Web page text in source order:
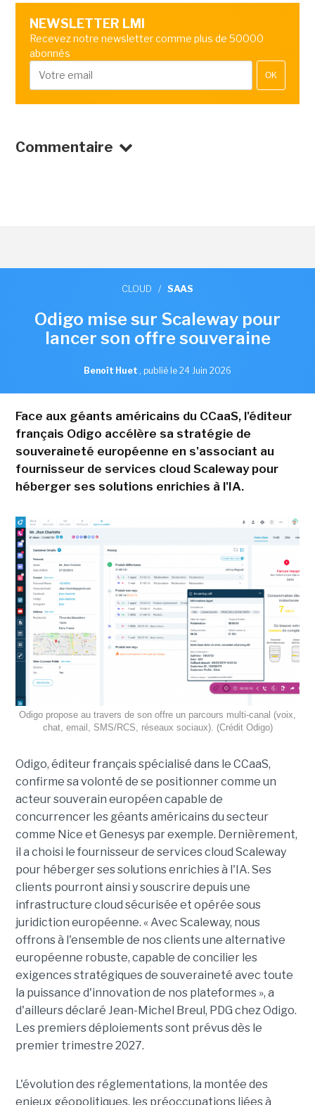
NEWSLETTER LMI
Recevez notre newsletter comme plus de 50000
abonnés
OK
Commentaire
CLOUD / SAAS
Odigo mise sur Scaleway pour
lancer son offre souveraine
Benoît Huet , publié le 24 Juin 2026
Face aux géants américains du CCaaS, l'éditeur
français Odigo accélère sa stratégie de
souveraineté européenne en s'associant au
fournisseur de services cloud Scaleway pour
héberger ses solutions enrichies à l'IA.
Odigo propose au travers de son offre un parcours multi-canal (voix,
chat, email, SMS/RCS, réseaux sociaux). (Crédit Odigo)
Odigo, éditeur français spécialisé dans le CCaaS,
confirme sa volonté de se positionner comme un
acteur souverain européen capable de
concurrencer les géants américains du secteur
comme Nice et Genesys par exemple. Dernièrement,
il a choisi le fournisseur de services cloud Scaleway
pour héberger ses solutions enrichies à l'IA. Ses
clients pourront ainsi y souscrire depuis une
infrastructure cloud sécurisée et opérée sous
juridiction européenne. « Avec Scaleway, nous
offrons à l'ensemble de nos clients une alternative
européenne robuste, capable de concilier les
exigences stratégiques de souveraineté avec toute
la puissance d'innovation de nos plateformes », a
d'ailleurs déclaré Jean-Michel Breul, PDG chez Odigo.
Les premiers déploiements sont prévus dès le
premier trimestre 2027.
L'évolution des réglementations, la montée des
enjeux géopolitiques, les préoccupations liées à